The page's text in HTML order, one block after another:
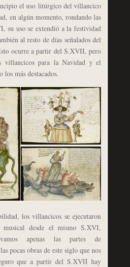
el uso litúrgico del villancico
en algún momento, rondando las
su uso se extendió a la festividad
al resto de días señalados del
ocurre a partir del S.XVII, pero
villancicos para la Navidad y el
los más destacados.
los villancicos se ejecutaron
musical desde el mismo S.XVI,
apenas las partes de
pocas obras de este siglo que nos
que a partir del S.XVII hay